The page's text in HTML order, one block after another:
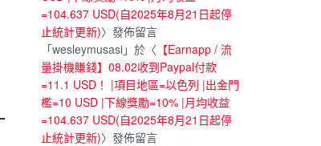
=104.637 USD(自2025年8月21日起停
止統計更新)〉發佈留言
「wesleymusasi」於〈 【Earnapp / 流
量掛機賺錢】08.02收到Paypal付款
=11.1 USD！ |項目地區=以色列 |出金門
檻=10 USD |下線獎勵=10% |月均收益
=104.637 USD(自2025年8月21日起停
止統計更新)〉發佈留言